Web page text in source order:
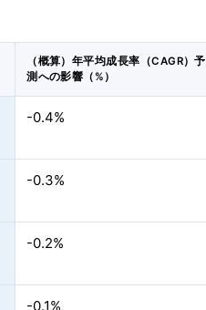
（概算）年平均成長率（CAGR）予
測への影響（%）
-0.4%
-0.3%
-0.2%
-0.1%